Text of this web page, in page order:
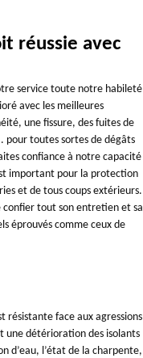
réussie avec
service toute notre habileté
avec les meilleures
une fissure, des fuites de
pour toutes sortes de dégâts
confiance à notre capacité
important pour la protection
et de tous coups extérieurs.
confier tout son entretien et sa
éprouvés comme ceux de
résistante face aux agressions
une détérioration des isolants
d’eau, l’état de la charpente,